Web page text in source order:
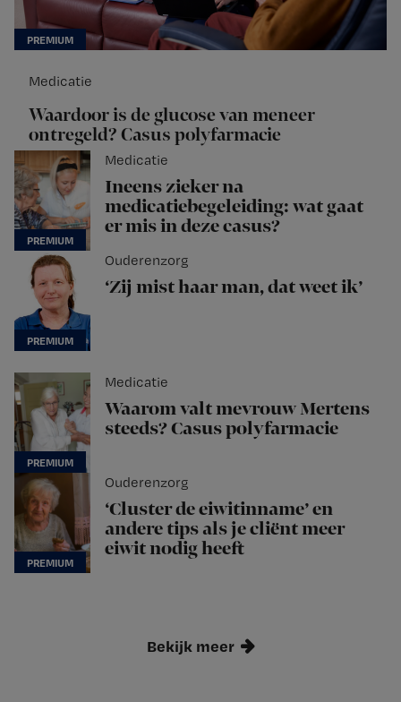
Medicatie
Waardoor is de glucose van meneer
ontregeld? Casus polyfarmacie
Medicatie
Ineens zieker na
medicatiebegeleiding: wat gaat
er mis in deze casus?
Ouderenzorg
‘Zij mist haar man, dat weet ik’
Medicatie
Waarom valt mevrouw Mertens
steeds? Casus polyfarmacie
Ouderenzorg
‘Cluster de eiwitinname’ en
andere tips als je cliënt meer
eiwit nodig heeft
Bekijk meer